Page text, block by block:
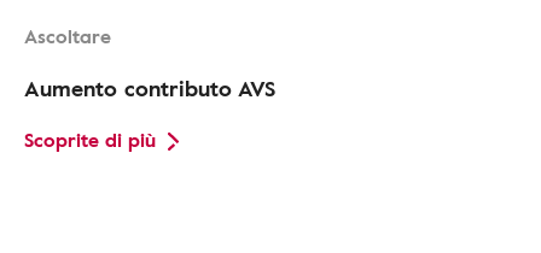
Ascoltare
Aumento contributo AVS
Scoprite di più